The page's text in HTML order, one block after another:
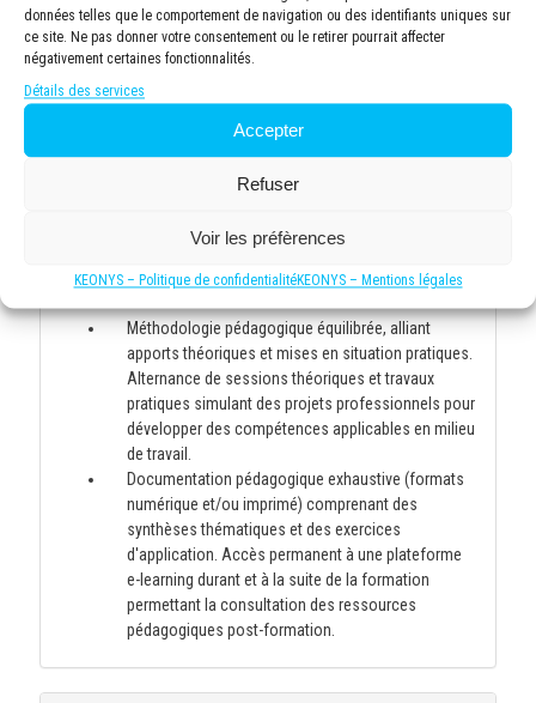
données telles que le comportement de navigation ou des identifiants uniques sur
ce site. Ne pas donner votre consentement ou le retirer pourrait affecter
négativement certaines fonctionnalités.
Détails des services
Accepter
Refuser
Voir les préfèrences
KEONYS – Politique de confidentialitéKEONYS – Mentions légales
Environnement d'apprentissage confortable avec
climatisation, éclairage adapté et pauses incluses
pour maintenir la concentration tout au long de la
Documentation complète fournie à chaque
participant, incluant supports de cours, exercices
pratiques et ressources complémentaires pour
approfondir les connaissances après la formation.
Moyens et supports pédagogiques
Méthodologie pédagogique équilibrée, alliant
apports théoriques et mises en situation pratiques.
Alternance de sessions théoriques et travaux
pratiques simulant des projets professionnels pour
développer des compétences applicables en milieu
de travail.
Documentation pédagogique exhaustive (formats
numérique et/ou imprimé) comprenant des
synthèses thématiques et des exercices
d'application. Accès permanent à une plateforme
e-learning durant et à la suite de la formation
permettant la consultation des ressources
pédagogiques post-formation.